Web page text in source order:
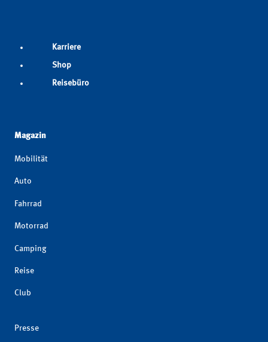
Karriere
Shop
Reisebüro
Magazin
Mobilität
Auto
Fahrrad
Motorrad
Camping
Reise
Club
Presse